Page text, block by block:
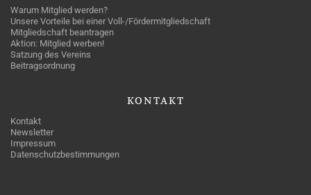
Warum Mitglied werden?
Unsere Vorteile bei einer Voll-/Fördermitgliedschaft
Mitgliedschaft beantragen
Aktion: Mitglied werben!
Satzung des Vereins
Beitragsordnung
KONTAKT
Kontakt
Newsletter
Impressum
Datenschutzbestimmungen